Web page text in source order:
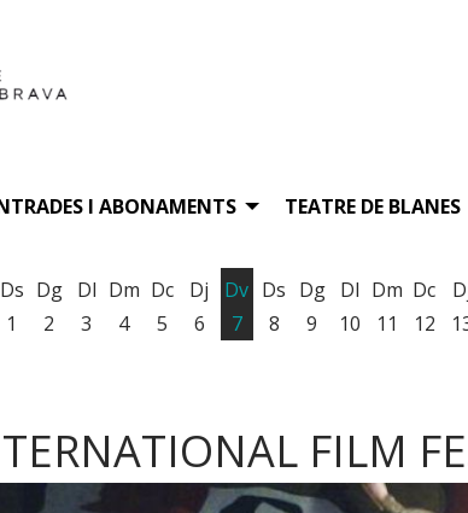
I ABONAMENTS TEATRE DE BLANES
Ds
1
Dg
2
Dl
3
Dm
4
Dc
5
Dj
6
Dv
7
Ds
8
Dg
9
Dl
10
Dm
11
Dc
12
FILM